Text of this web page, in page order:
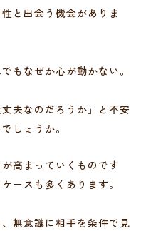
と出会う機会がありま
もなぜか心が動かない。
夫なのだろうか」と不安
しょうか。
高まっていくものです
ースも多くあります。
無意識に相手を条件で見